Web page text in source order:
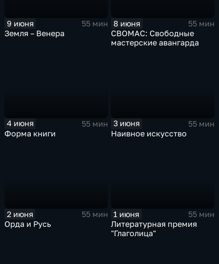
9 июня
55 мин
Земля – Венера
8 июня
55 мин
СВОМАС: Свободные
мастерские авангарда
4 июня
55 мин
Форма книги
3 июня
55 мин
Наивное искусство
2 июня
55 мин
Орда и Русь
1 июня
55 мин
Литературная премия
"Глаголица"